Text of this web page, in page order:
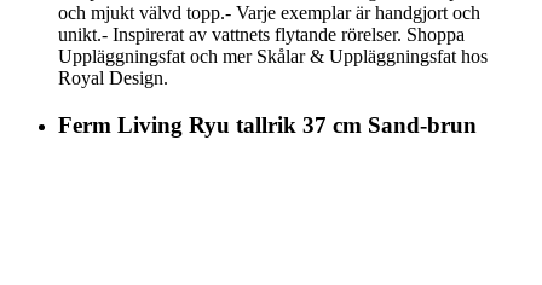
och mjukt välvd topp.- Varje exemplar är handgjort och
unikt.- Inspirerat av vattnets flytande rörelser. Shoppa
Uppläggningsfat och mer Skålar & Uppläggningsfat hos
Royal Design.
Ferm Living Ryu tallrik 37 cm Sand-brun